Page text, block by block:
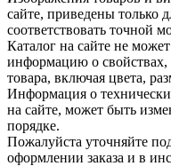
сайте, приведены только
соответствовать точной
Каталог на сайте не
информацию о свойствах,
товара, включая цвета,
Информация о
на сайте, может быть
порядке.
Пожалуйста уточняйте
оформлении заказа и в